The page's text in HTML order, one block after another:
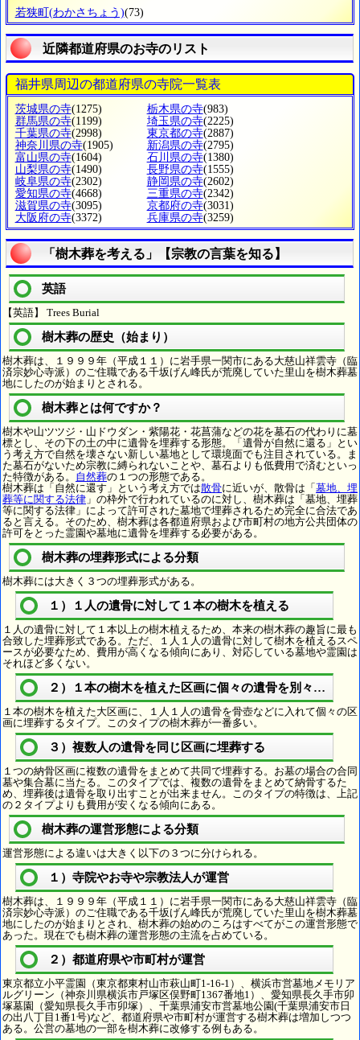
若狭町 (わかさちょう)(73)
近隣都道府県のお寺のリスト
福井県周辺の都道府県の寺院一覧表
茨城県の寺(1275) 栃木県の寺(983)
群馬県の寺(1199) 埼玉県の寺(2225)
千葉県の寺(2998) 東京都の寺(2887)
神奈川県の寺(1905) 新潟県の寺(2795)
富山県の寺(1604) 石川県の寺(1380)
山梨県の寺(1490) 長野県の寺(1555)
岐阜県の寺(2302) 静岡県の寺(2602)
愛知県の寺(4668) 三重県の寺(2342)
滋賀県の寺(3095) 京都府の寺(3031)
大阪府の寺(3372) 兵庫県の寺(3259)
「樹木葬を考える」【宗教の言葉を知る】
英語
【英語】 Trees Burial
樹木葬の歴史（始まり）
樹木葬は、１９９９年（平成１１）に岩手県一関市にある大慈山祥雲寺（臨
済宗妙心寺派）のご住職である千坂げん峰氏が荒廃していた里山を樹木葬墓
地にしたのが始まりとされる。
樹木葬とは何ですか？
樹木や山ツツジ・山ドウダン・紫陽花・花菖蒲などの花を墓石の代わりに墓
標とし、その下の土の中に遺骨を埋葬する形態。「遺骨が自然に還る」とい
う考え方で自然を壊さない新しい墓地として環境面でも注目されている。ま
た墓石がないため宗教に縛られないことや、墓石よりも低費用で済むといっ
た特徴がある。 自然葬の１つの形態である。
樹木葬は「自然に還す」という考え方では散骨に近いが、散骨は「 墓地、埋
葬等に関する法律 」の枠外で行われているのに対し、樹木葬は「墓地、埋葬
等に関する法律」によって許可された墓地で埋葬されるため完全に合法であ
ると言える。そのため、樹木葬は各都道府県および市町村の地方公共団体の
許可をとった霊園や墓地に遺骨を埋葬する必要がある。
樹木葬の埋葬形式による分類
樹木葬には大きく３つの埋葬形式がある。
１）１人の遺骨に対して１本の樹木を植える
１人の遺骨に対して１本以上の樹木植えるため、本来の樹木葬の趣旨に最も
合致した埋葬形式である。ただ、１人１人の遺骨に対して樹木を植えるスペ
ースが必要なため、費用が高くなる傾向にあり、対応している墓地や霊園は
それほど多くない。
２）１本の樹木を植えた区画に個々の遺骨を別々に埋葬
１本の樹木を植えた大区画に、１人１人の遺骨を骨壺などに入れて個々の区
画に埋葬するタイプ。このタイプの樹木葬が一番多い。
３）複数人の遺骨を同じ区画に埋葬する
１つの納骨区画に複数の遺骨をまとめて共同で埋葬する。お墓の場合の合同
墓や集合墓に当たる。このタイプでは、複数の遺骨をまとめて納骨するた
め、埋葬後は遺骨を取り出すことが出来ません。このタイプの特徴は、上記
の２タイプよりも費用が安くなる傾向にある。
樹木葬の運営形態による分類
運営形態による違いは大きく以下の３つに分けられる。
１）寺院やお寺や宗教法人が運営
樹木葬は、１９９９年（平成１１）に岩手県一関市にある大慈山祥雲寺（臨
済宗妙心寺派）のご住職である千坂げん峰氏が荒廃していた里山を樹木葬墓
地にしたのが始まりとされ、樹木葬の始めのころはすべてがこの運営形態で
あった。現在でも樹木葬の運営形態の主流を占めている。
２）都道府県や市町村が運営
東京都立小平霊園（東京都東村山市萩山町1-16-1）、横浜市営墓地メモリア
ルグリーン（神奈川県横浜市戸塚区俣野町1367番地1）、愛知県長久手市卯
塚墓園（愛知県長久手市卯塚）、千葉県浦安市営墓地公園(千葉県浦安市日
の出八丁目1番1号)など、都道府県や市町村が運営する樹木葬は増加しつつ
ある。公営の墓地の一部を樹木葬に改修する例もある。